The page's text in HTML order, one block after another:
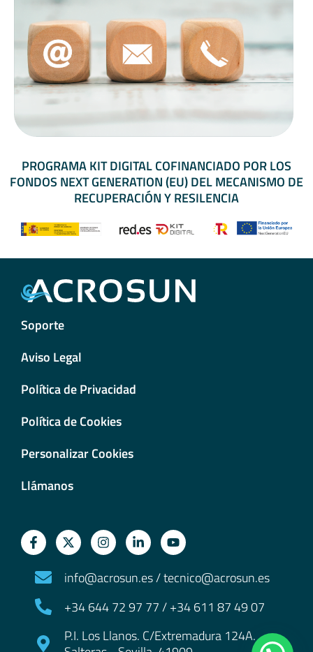
PROGRAMA KIT DIGITAL COFINANCIADO POR LOS
FONDOS NEXT GENERATION (EU) DEL MECANISMO DE
RECUPERACIÓN Y RESILENCIA
Soporte
Aviso Legal
Política de Privacidad
Política de Cookies
Personalizar Cookies
Llámanos
info@acrosun.es / tecnico@acrosun.es
+34 644 72 97 77 / +34 611 87 49 07
P.I. Los Llanos. C/Extremadura 124A.